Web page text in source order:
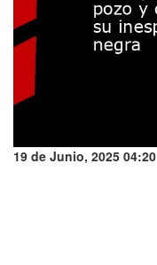
19 de Junio, 2025 04:20